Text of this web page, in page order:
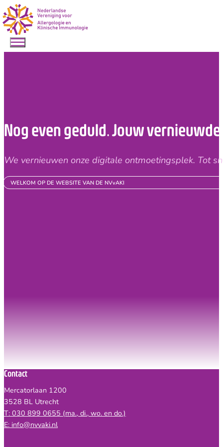
Nog even geduld. Jouw
We vernieuwen onze digitale ontmoetingsplek. Tot
WELKOM OP DE WEBSITE VAN DE NVvAKI
Contact
Mercatorlaan 1200
3528 BL Utrecht
T: 030 899 0655 (ma., di., wo. en do.)
E: info@nvvaki.nl